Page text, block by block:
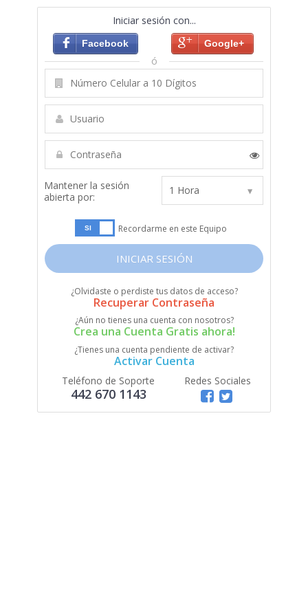
Iniciar sesión con...
Facebook Google+
ó
Mantener la sesión
abierta por:
Recordarme en este Equipo
INICIAR SESIÓN
¿Olvidaste o perdiste tus datos de acceso?
Recuperar Contraseña
¿Aún no tienes una cuenta con nosotros?
Crea una Cuenta Gratis ahora!
¿Tienes una cuenta pendiente de activar?
Activar Cuenta
Teléfono de Soporte
442 670 1143
Redes Sociales